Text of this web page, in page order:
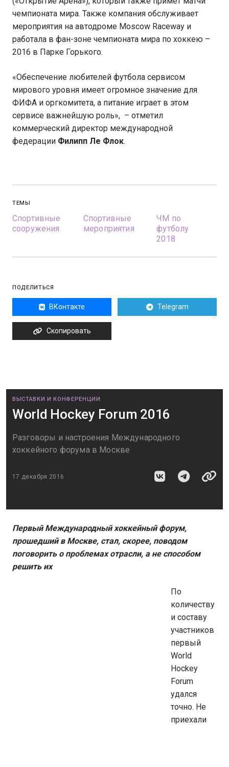
чемпионата мира. Также компания обслуживает
мероприятия на автодроме Moscow Raceway и
работала в фан-зоне чемпионата мира по хоккею –
2016 в Парке Горького.
«Обеспечение любителей футбола сервисом
мирового уровня имеет огромное значение для
ФИФА и оргкомитета, а питание играет в этом
сервисе важнейшую роль», – отметил
коммерческий директор международной
федерации Филипп Ле Флок.
ТЕМЫ
Спортивные
сооружения
Спортивные
мероприятия
ЧМ по
футболу
2018
ПОДЕЛИТЬСЯ
ВКонтакте Telegram
Скопировать
ВЫСТАВКИ И КОНФЕРЕНЦИИ
World Hockey Forum 2016
Разговоры и настроения Международного
хоккейного форума в Москве
17 декабря 2016
Первый Международный хоккейный форум,
прошедший в Москве, стал, скорее, поводом
поговорить о проблемах отрасли, а не способом
решить их
По
количеству
и составу
участников
первый
World
Hockey
Forum
удался
точно. Не
приехали